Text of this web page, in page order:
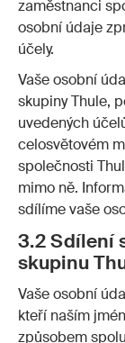
zaměstnanci
osobní údaje
účely.
Vaše osobní
skupiny Thule,
uvedených
celosvětovém
společnosti
mimo ně.
sdílíme vaše
3.2 Sdílení
skupinu
Vaše osobní
kteří naším
způsobem